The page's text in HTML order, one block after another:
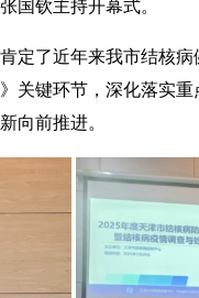
国钦主持开幕式。
了近年来我市结核病
关键环节，深化落实
向前推进。